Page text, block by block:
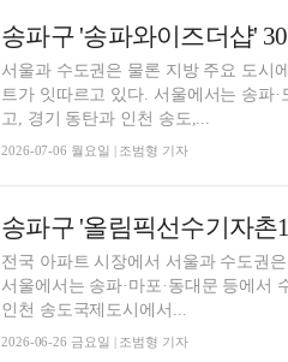
서울과 수도권은 물론 지방 주요 도시
트가 잇따르고 있다. 서울에서는 송파
고, 경기 동탄과 인천 송도,...
2026-07-06 월요일 | 조범형 기자
전국 아파트 시장에서 서울과 수도권
서울에서는 송파·마포·동대문 등에서
인천 송도국제도시에서...
2026-06-26 금요일 | 조범형 기자